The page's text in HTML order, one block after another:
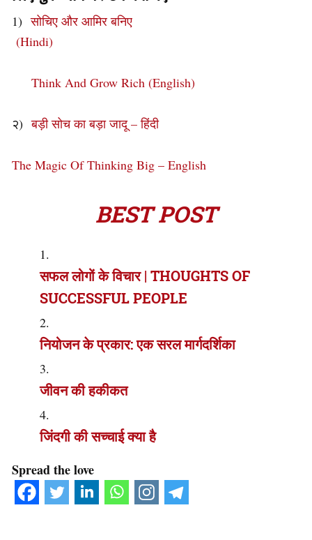
1)सोचिए और आमिर बनिए
(Hindi)
Think And Grow Rich (English)
२)बड़ी सोच का बड़ा जादू – हिंदी
The Magic Of Thinking Big – English
BEST POST
सफल लोगों के विचार | THOUGHTS OF
SUCCESSFUL PEOPLE
नियोजन के प्रकार: एक सरल मार्गदर्शिका
जीवन की हकीकत
जिंदगी की सच्चाई क्या है
Spread the love